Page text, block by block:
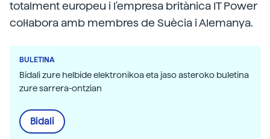
totalment europeu i l'empresa britànica IT Power
col·labora amb membres de Suècia i Alemanya.
BULETINA
Bidali zure helbide elektronikoa eta jaso asteroko buletina
zure sarrera-ontzian
Bidali